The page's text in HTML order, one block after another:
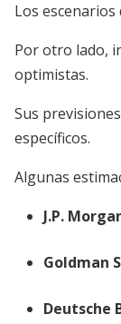
Los escenarios
Por otro lado,
optimistas.
Sus
específicos.
Algunas
J.P.
Goldman
Deutsche